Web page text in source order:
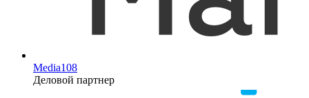
Media108
Деловой партнер